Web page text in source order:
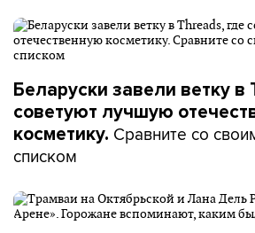
Беларуски завели ветку в
советуют лучшую
косметику. Сравните со
списком